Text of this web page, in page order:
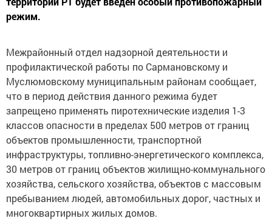
режим.
Межрайонный отдел надзорной деятельности и
профилактической работы по Сармановскому и
Муслюмовскому муниципальным районам сообщает,
что в период действия данного режима будет
запрещено применять пиротехнические изделия 1-3
классов опасности в пределах 500 метров от границ
объектов промышленности, транспортной
инфраструктуры, топливно-энергетического комплекса,
30 метров от границ объектов жилищно-коммунального
хозяйства, сельского хозяйства, объектов с массовым
пребыванием людей, автомобильных дорог, частных и
многоквартирных жилых домов.